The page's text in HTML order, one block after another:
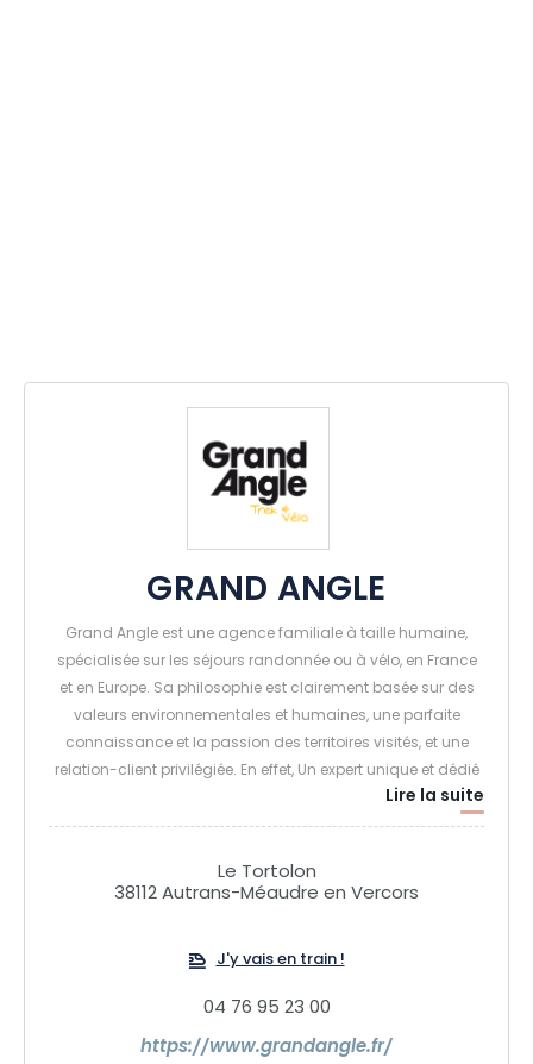
GRAND ANGLE
Grand Angle est une agence familiale à taille humaine,
spécialisée sur les séjours randonnée ou à vélo, en France
et en Europe. Sa philosophie est clairement basée sur des
valeurs environnementales et humaines, une parfaite
connaissance et la passion des territoires visités, et une
relation-client privilégiée. En effet, Un expert unique et dédié
vous écoute et vous accompagne dans votre projet de
voyage, depuis votre demande jusqu’à votre retour.
Lire la suite
Le Tortolon
38112 Autrans-Méaudre en Vercors
J'y vais en train !
04 76 95 23 00
https://www.grandangle.fr/